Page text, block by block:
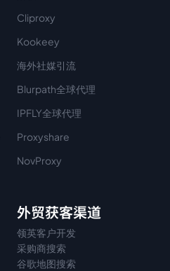
Cliproxy
Kookeey
海外社媒引流
Blurpath全球代理
IPFLY全球代理
Proxyshare
NovProxy
外贸获客渠道
领英客户开发
采购商搜索
谷歌地图搜索